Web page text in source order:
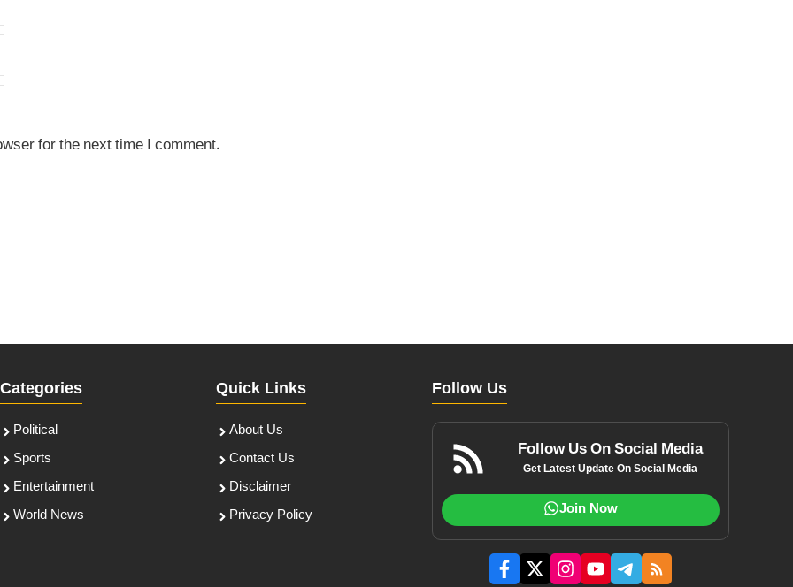
for the next time I comment.
Categories
Political
Sports
Entertainment
World News
Quick Links
About Us
Contact Us
Disclaimer
Privacy Policy
Follow Us
Follow Us On Social Media
Get Latest Update On Social Media
Join Now